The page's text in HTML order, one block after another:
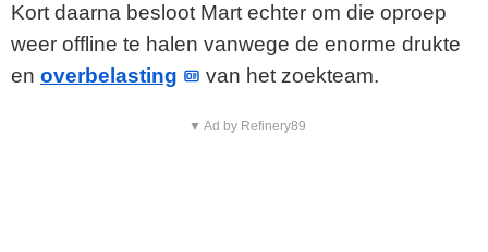
Kort daarna besloot Mart echter om die oproep
weer offline te halen vanwege de enorme drukte
en overbelasting van het zoekteam.
▼ Ad by Refinery89